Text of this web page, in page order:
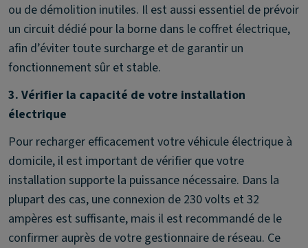
ou de démolition inutiles. Il est aussi essentiel de prévoir
un circuit dédié pour la borne dans le coffret électrique,
afin d’éviter toute surcharge et de garantir un
fonctionnement sûr et stable.
3. Vérifier la capacité de votre installation
électrique
Pour recharger efficacement votre véhicule électrique à
domicile, il est important de vérifier que votre
installation supporte la puissance nécessaire. Dans la
plupart des cas, une connexion de 230 volts et 32
ampères est suffisante, mais il est recommandé de le
confirmer auprès de votre gestionnaire de réseau. Ce